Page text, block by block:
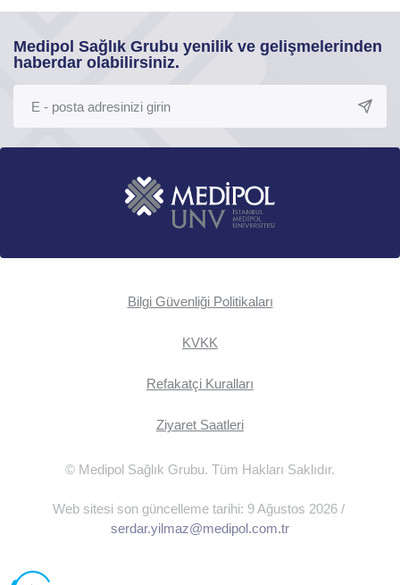
Medipol Sağlık Grubu yenilik ve gelişmelerinden
haberdar olabilirsiniz.
Bilgi Güvenliği Politikaları
KVKK
Refakatçi Kuralları
Ziyaret Saatleri
© Medipol Sağlık Grubu. Tüm Hakları Saklıdır.
Web sitesi son güncelleme tarihi: 9 Ağustos 2026 /
serdar.yilmaz@medipol.com.tr